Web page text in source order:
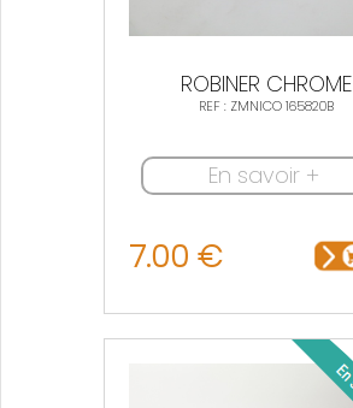
ROBINER CHROME
REF : ZMNICO 165820B
En savoir +
7.00 €